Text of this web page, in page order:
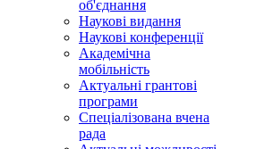
об'єднання
Наукові видання
Наукові конференції
Академічна
мобільність
Актуальні грантові
програми
Спеціалізована вчена
рада